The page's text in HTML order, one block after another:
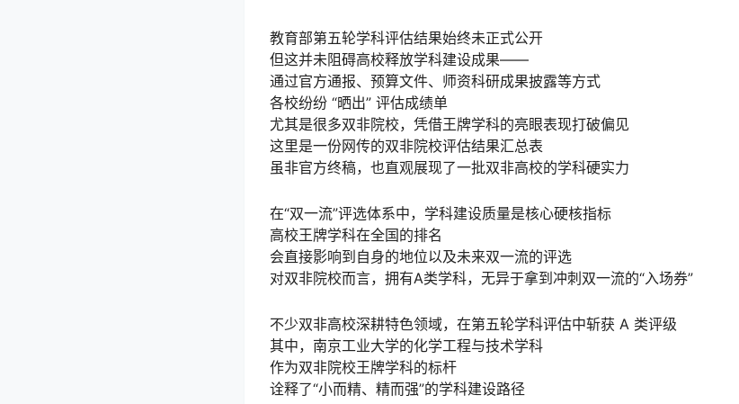
教育部第五轮学科评估结果始终未正式公开
但这并未阻碍高校释放学科建设成果——
通过官方通报、预算文件、师资科研成果披露等方式
各校纷纷 “晒出” 评估成绩单
尤其是很多双非院校，凭借王牌学科的亮眼表现打破偏见
这里是一份网传的双非院校评估结果汇总表
虽非官方终稿，也直观展现了一批双非高校的学科硬实力
在“双一流”评选体系中，学科建设质量是核心硬核指标
高校王牌学科在全国的排名
会直接影响到自身的地位以及未来双一流的评选
对双非院校而言，拥有A类学科，无异于拿到冲刺双一流的“入场券”
不少双非高校深耕特色领域，在第五轮学科评估中斩获 A 类评级
其中，南京工业大学的化学工程与技术学科
作为双非院校王牌学科的标杆
诠释了“小而精、精而强”的学科建设路径